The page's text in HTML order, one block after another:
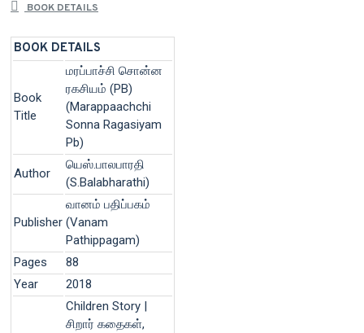
BOOK DETAILS
BOOK DETAILS
Book
Title
மரப்பாச்சி சொன்ன
ரகசியம் (PB)
(Marappaachchi
Sonna Ragasiyam
Pb)
Author
யெஸ்.பாலபாரதி
(S.Balabharathi)
Publisher
வானம் பதிப்பகம்
(Vanam
Pathippagam)
Pages
88
Year
2018
Children Story |
சிறார் கதைகள்,